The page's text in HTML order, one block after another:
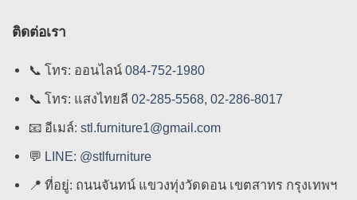
ติดต่อเรา
📞โทร: ออนไลน์084-752-1980
📞โทร: แสงไทยลี 02-285-5568,02-286-8017
📧 อีเมล์:stl.furniture1@gmail.com
💬 LINE: @stlfurniture
📍 ที่อยู่: ถนนจันทน์ แขวงทุ่งวัดดอน เขตสาทร กรุงเทพฯ